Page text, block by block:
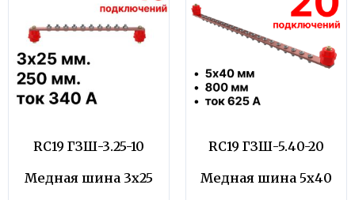
RC19 ГЗШ-3.25-10
Медная шина 3х25
RC19 ГЗШ-5.40-20
Медная шина 5х40